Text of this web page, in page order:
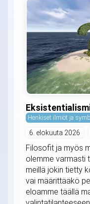
Henkiset ilmiöt ja
6. elokuuta 2026
Filosofit ja myös
olemme varmasti
meillä jokin tietty
vai määrittääkö
eloamme täällä